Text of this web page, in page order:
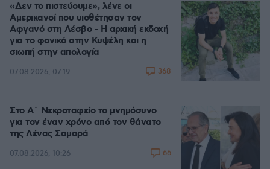
«Δεν το πιστεύουμε», λένε οι
Αμερικανοί που υιοθέτησαν τον
Αφγανό στη Λέσβο - Η αρχική εκδοχή
για το φονικό στην Κυψέλη και η
σιωπή στην απολογία
07.08.2026, 07:19 368
Στο Α΄ Νεκροταφείο το μνημόσυνο
για τον έναν χρόνο από τον θάνατο
της Λένας Σαμαρά
07.08.2026, 10:26 66